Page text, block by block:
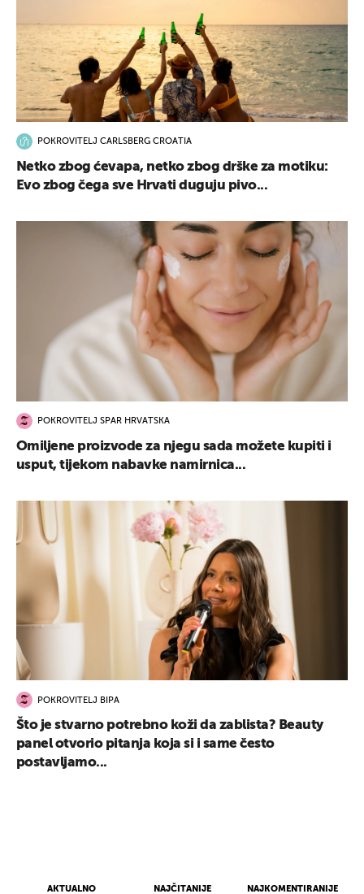
AKTUALNO NAJČITANIJE NAJKOMENTIRANIJE
POKROVITELJ CARLSBERG CROATIA
Netko zbog ćevapa, netko zbog drške za motiku:
Evo zbog čega sve Hrvati duguju pivo...
POKROVITELJ SPAR HRVATSKA
Omiljene proizvode za njegu sada možete kupiti i
usput, tijekom nabavke namirnica...
POKROVITELJ BIPA
Što je stvarno potrebno koži da zablista? Beauty
panel otvorio pitanja koja si i same često
postavljamo...